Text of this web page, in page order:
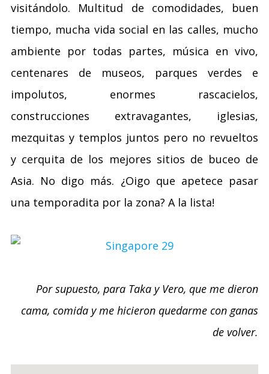
visitándolo. Multitud de comodidades, buen
tiempo, mucha vida social en las calles, mucho
ambiente por todas partes, música en vivo,
centenares de museos, parques verdes e
impolutos, enormes rascacielos,
construcciones extravagantes, iglesias,
mezquitas y templos juntos pero no revueltos
y cerquita de los mejores sitios de buceo de
Asia. No digo más. ¿Oigo que apetece pasar
una temporadita por la zona? A la lista!
Por supuesto, para Taka y Vero, que me dieron
cama, comida y me hicieron quedarme con ganas
de volver.